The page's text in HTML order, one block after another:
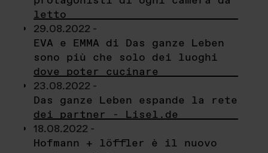
letto
29.08.2022 -
EVA e EMMA di Das ganze Leben
sono più che solo dei luoghi
dove poter cucinare
23.08.2022 -
Das ganze Leben espande la rete
dei partner - Lisel.de
18.08.2022 -
Hofmann + löffler è il nuovo